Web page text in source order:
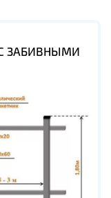
ЗАБИВНЫМИ